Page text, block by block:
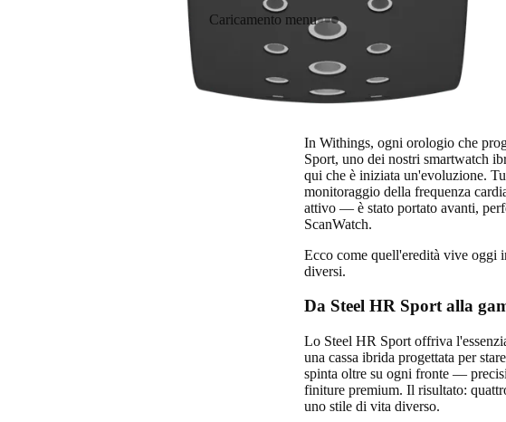
Caricamento menu
In Withings, ogni orologio che
Sport, uno dei nostri smartwatch
qui che è iniziata un'evoluzione.
monitoraggio della frequenza
attivo — è stato portato avanti,
ScanWatch.
Ecco come quell'eredità vive oggi
diversi.
Da Steel HR Sport alla
Lo Steel HR Sport offriva
una cassa ibrida progettata per
spinta oltre su ogni fronte —
finiture premium. Il risultato:
uno stile di vita diverso.